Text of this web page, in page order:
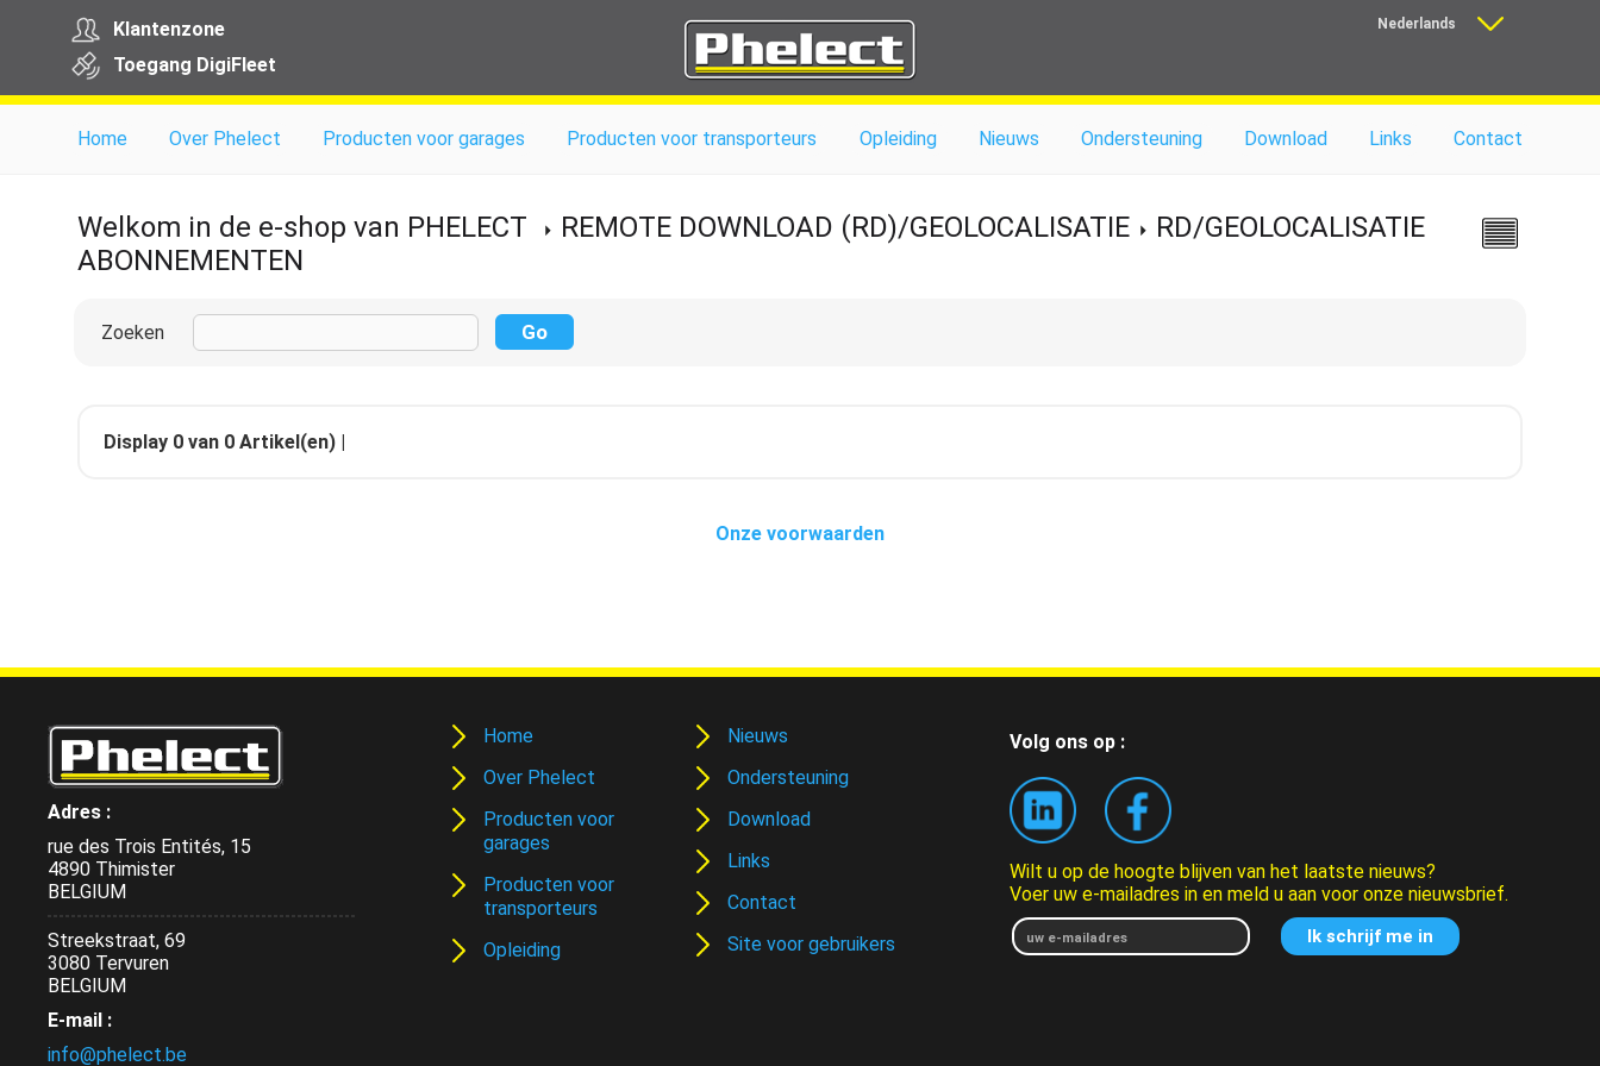
Klantenzone
Toegang DigiFleet
Nederlands
Home Over Phelect Producten voor garages Producten voor transporteurs Opleiding Nieuws Ondersteuning Download Links Contact
Welkom in de e-shop van PHELECT REMOTE DOWNLOAD (RD)/GEOLOCALISATIE
RD/GEOLOCALISATIE
ABONNEMENTEN
Zoeken
Display 0 van 0 Artikel(en) |
Onze voorwaarden
Adres :
rue des Trois Entités, 15
4890 Thimister
BELGIUM
Streekstraat, 69
3080 Tervuren
BELGIUM
E-mail :
info@phelect.be
Home
Over Phelect
Producten voor
garages
Producten voor
transporteurs
Opleiding
Nieuws
Ondersteuning
Download
Links
Contact
Site voor gebruikers
Volg ons op :
Wilt u op de hoogte blijven van het laatste nieuws?
Voer uw e-mailadres in en meld u aan voor onze nieuwsbrief.